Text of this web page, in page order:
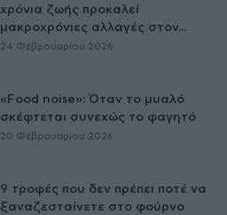
χρόνια ζωής προκαλεί
μακροχρόνιες αλλαγές στον...
24 Φεβρουαρίου 2026
«Food noise»: Όταν το μυαλό
σκέφτεται συνεχώς το φαγητό
20 Φεβρουαρίου 2026
9 τροφές που δεν πρέπει ποτέ να
ξαναζεσταίνετε στο φούρνο